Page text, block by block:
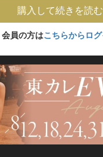
購入して続きを読む
会員の方はこちらからロ